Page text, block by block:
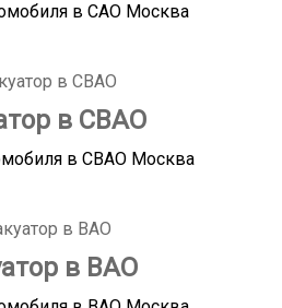
в САО Москва
в СВАО
в СВАО Москва
в ВАО